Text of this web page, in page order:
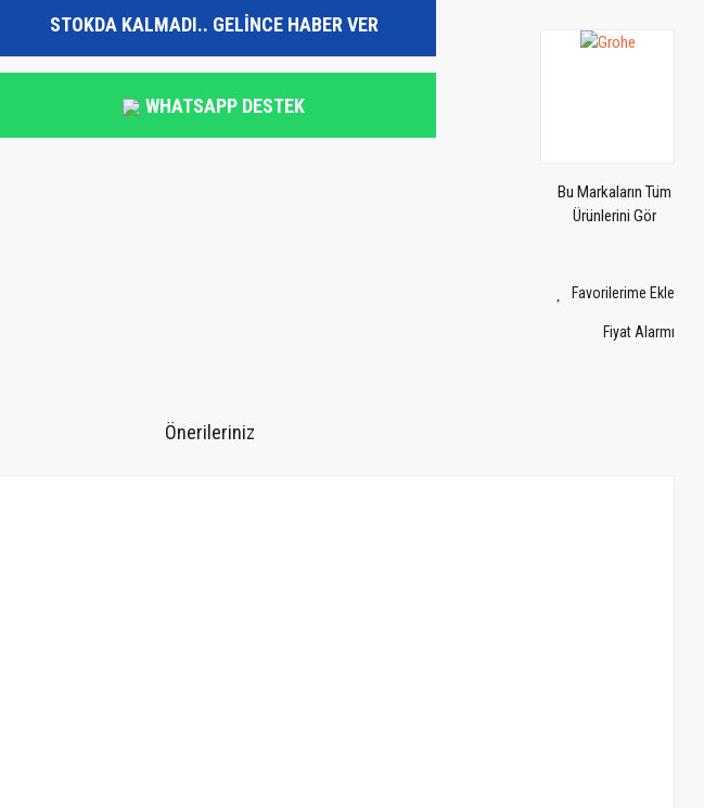
STOKDA KALMADI.. GELİNCE HABER VER
WHATSAPP DESTEK
Bu Markaların Tüm
Ürünlerini Gör
Fiyat Alarmı
Önerileriniz